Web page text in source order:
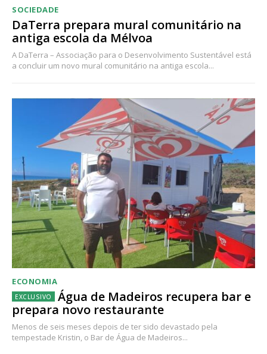
SOCIEDADE
DaTerra prepara mural comunitário na
antiga escola da Mélvoa
A DaTerra – Associação para o Desenvolvimento Sustentável está
a concluir um novo mural comunitário na antiga escola...
ECONOMIA
Água de Madeiros recupera bar e
prepara novo restaurante
Menos de seis meses depois de ter sido devastado pela
tempestade Kristin, o Bar de Água de Madeiros...